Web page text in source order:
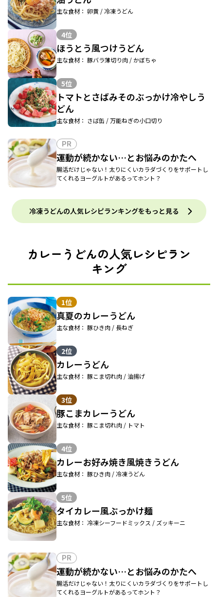
主な食材： 卵黄 / 冷凍うどん
4位
ほうとう風つけうどん
主な食材： 豚バラ薄切り肉 / かぼちゃ
5位
トマトとさばみそのぶっかけ冷やしう
どん
主な食材： さば缶 / 万能ねぎの小口切り
PR
運動が続かない…とお悩みのかたへ
腸活だけじゃない！太りにくいカラダづくりをサポートし
てくれるヨーグルトがあるってホント？
冷凍うどんの人気レシピランキングをもっと見る
カレーうどんの人気レシピラン
キング
1位
真夏のカレーうどん
主な食材： 豚ひき肉 / 長ねぎ
2位
カレーうどん
主な食材： 豚こま切れ肉 / 油揚げ
3位
豚こまカレーうどん
主な食材： 豚こま切れ肉 / トマト
4位
カレーお好み焼き風焼きうどん
主な食材： 豚ひき肉 / 冷凍うどん
5位
タイカレー風ぶっかけ麺
主な食材： 冷凍シーフードミックス / ズッキーニ
PR
運動が続かない…とお悩みのかたへ
腸活だけじゃない！太りにくいカラダづくりをサポートし
てくれるヨーグルトがあるってホント？